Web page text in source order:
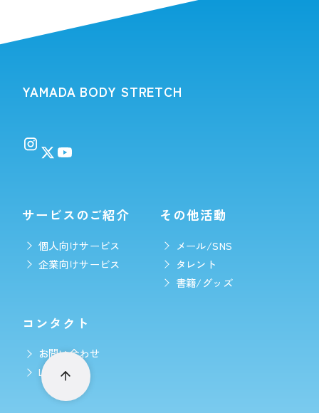
YAMADA BODY STRETCH
サービスのご紹介
個人向けサービス
企業向けサービス
その他活動
メール/SNS
タレント
書籍/グッズ
コンタクト
お問い合わせ
LINE予約